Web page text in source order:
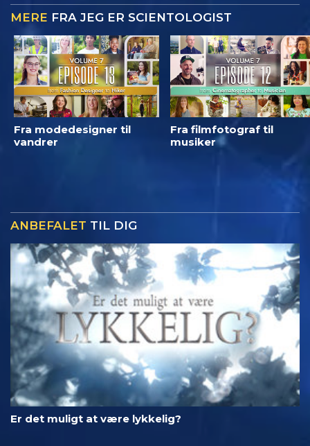
MERE FRA JEG ER SCIENTOLOGIST
Fra modedesigner til
vandrer
Fra filmfotograf til
musiker
ANBEFALET TIL DIG
Er det muligt at være lykkelig?